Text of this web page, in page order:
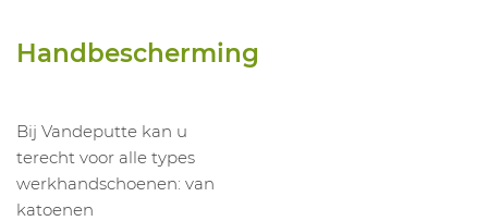
Handbescherming
Bij Vandeputte kan u
terecht voor alle types
werkhandschoenen: van
katoenen